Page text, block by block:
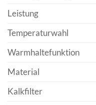
Leistung
Temperaturwahl
Warmhaltefunktion
Material
Kalkfilter